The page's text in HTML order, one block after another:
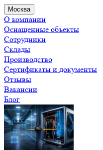
Москва
О компании
Оснащенные объекты
Сотрудники
Склады
Производство
Сертификаты и документы
Отзывы
Вакансии
Блог